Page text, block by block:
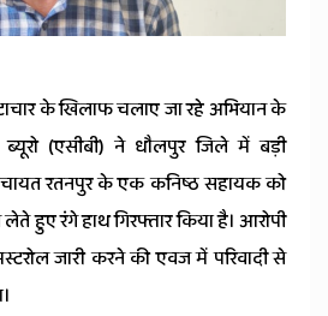
के खिलाफ चलाए जा रहे अभियान के
ब्यूरो (एसीबी) ने धौलपुर जिले में बड़ी
पंचायत रतनपुर के एक कनिष्ठ सहायक को
हुए रंगे हाथ गिरफ्तार किया है। आरोपी
जारी करने की एवज में परिवादी से